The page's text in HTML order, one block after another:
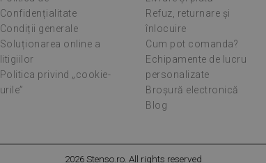
Confidențialitate
Condiții generale
Soluționarea online a
litigiilor
Politica privind „cookie-
urile”
Refuz, returnare și
înlocuire
Cum pot comanda?
Echipamente de lucru
personalizate
Broșură electronică
Blog
2026 Stenso.ro. All rights reserved